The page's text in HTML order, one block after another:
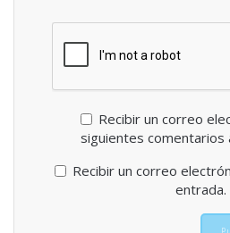
Recibir un correo
siguientes comentarios
Recibir un correo
entrada.